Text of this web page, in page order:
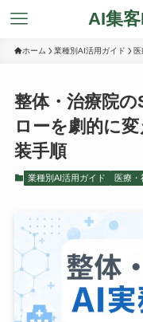
AI集
ホーム 業種別AI活用ガイド
整体・治療院
ローを劇的に
装手順
業種別AI活用ガイド 医療